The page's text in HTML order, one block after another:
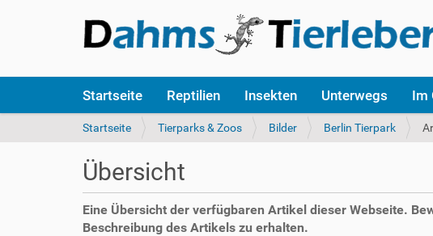
k
Startseite Reptilien Insekten Unterwegs Im
S
e
s
i
n
d
Startseite Tierparks & Zoos Bilder Berlin Tierpark
Übersicht
Eine Übersicht der verfügbaren Artikel dieser Webseite.
Beschreibung des Artikels zu erhalten.